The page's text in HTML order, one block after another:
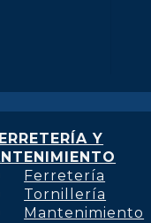
Y
Ferretería
Tornillería
Mantenimiento